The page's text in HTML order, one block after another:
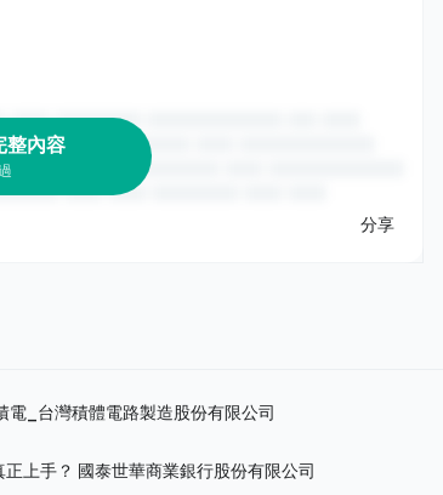
整內容
分享
電_台灣積體電路製造股份有限公司
上手？ 國泰世華商業銀行股份有限公司